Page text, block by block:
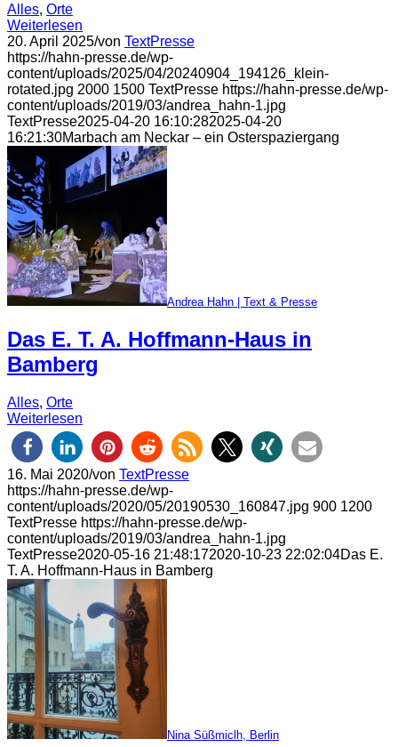
Alles, Orte
Weiterlesen
20. April 2025/von TextPresse
https://hahn-presse.de/wp-
content/uploads/2025/04/20240904_194126_klein-
rotated.jpg 2000 1500 TextPresse https://hahn-presse.de/wp-
content/uploads/2019/03/andrea_hahn-1.jpg
TextPresse2025-04-20 16:10:282025-04-20
16:21:30Marbach am Neckar – ein Osterspaziergang
Andrea Hahn | Text & Presse
Das E. T. A. Hoffmann-Haus in
Bamberg
Alles, Orte
Weiterlesen
16. Mai 2020/von TextPresse
https://hahn-presse.de/wp-
content/uploads/2020/05/20190530_160847.jpg 900 1200
TextPresse https://hahn-presse.de/wp-
content/uploads/2019/03/andrea_hahn-1.jpg
TextPresse2020-05-16 21:48:172020-10-23 22:02:04Das E.
T. A. Hoffmann-Haus in Bamberg
Nina Süßmiclh, Berlin